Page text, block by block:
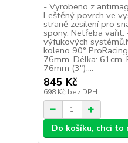
- Vyrobeno z
Leštěný povrch ve
straně zesílení pro
spony. Netřeba
výfukových
koleno 90°
76mm. Délka: 61cm.
76mm (3")....
845 Kč
698 Kč bez DPH
Do košíku, chci to